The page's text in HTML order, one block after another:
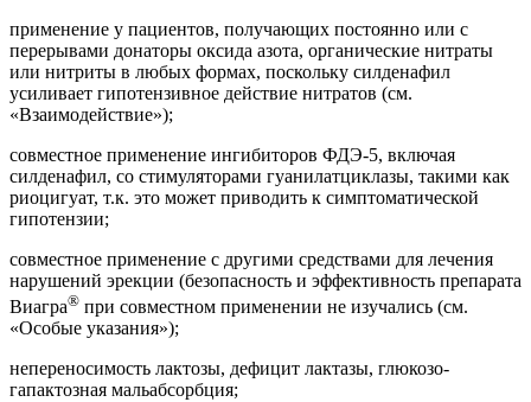
применение у пациентов, получающих постоянно или с
перерывами донаторы оксида азота, органические нитраты
или нитриты в любых формах, поскольку силденафил
усиливает гипотензивное действие нитратов (см.
«Взаимодействие»);
совместное применение ингибиторов ФДЭ-5, включая
силденафил, со стимуляторами гуанилатциклазы, такими как
риоцигуат, т.к. это может приводить к симптоматической
гипотензии;
совместное применение с другими средствами для лечения
нарушений эрекции (безопасность и эффективность препарата
Виагра® при совместном применении не изучались (см.
«Особые указания»);
непереносимость лактозы, дефицит лактазы, глюкозо-
гапактозная мальабсорбция;